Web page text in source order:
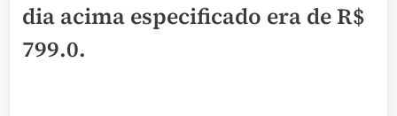
dia acima especificado era deR$
799.0.